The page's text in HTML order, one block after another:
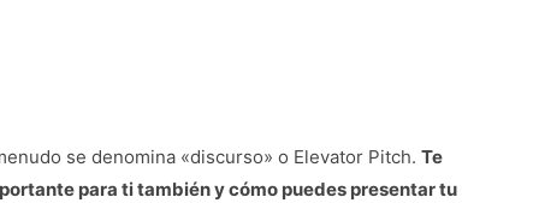
se denomina «discurso» o Elevator Pitch. Te
para ti también y cómo puedes presentar tu